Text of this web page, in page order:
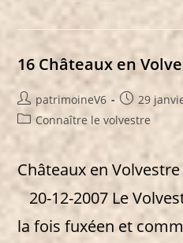
Rurale
16 Châteaux en
Auteur/autrice
de
publication :
patrimoineV6
Publication
publiée :
29
Post
category:
Connaître le volvestre
Châteaux en
20-12-2007 Le
la fois fuxéen et